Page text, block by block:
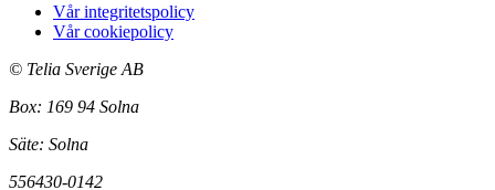
Vår integritetspolicy
Vår cookiepolicy
© Telia Sverige AB
Box: 169 94 Solna
Säte: Solna
556430-0142